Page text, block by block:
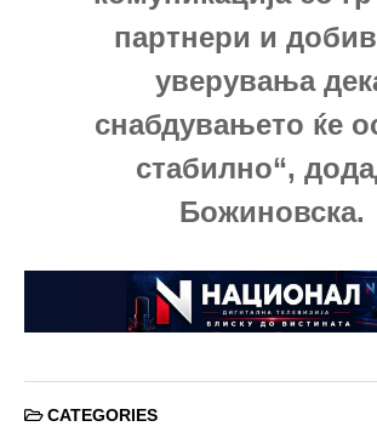
партнери и
уверувања
снабдувањето ќе
стабилно“,
Божиновска.
CATEGORIES